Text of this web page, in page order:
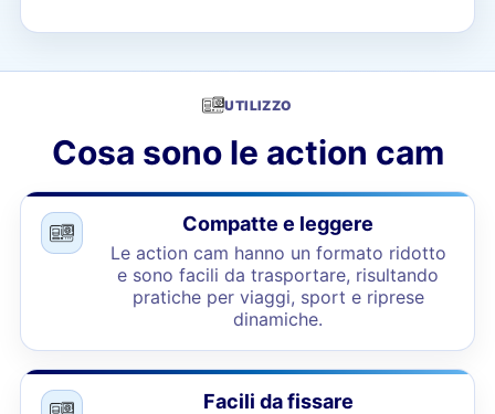
UTILIZZO
Cosa sono le action cam
Compatte e leggere
Le action cam hanno un formato ridotto
e sono facili da trasportare, risultando
pratiche per viaggi, sport e riprese
dinamiche.
Facili da fissare